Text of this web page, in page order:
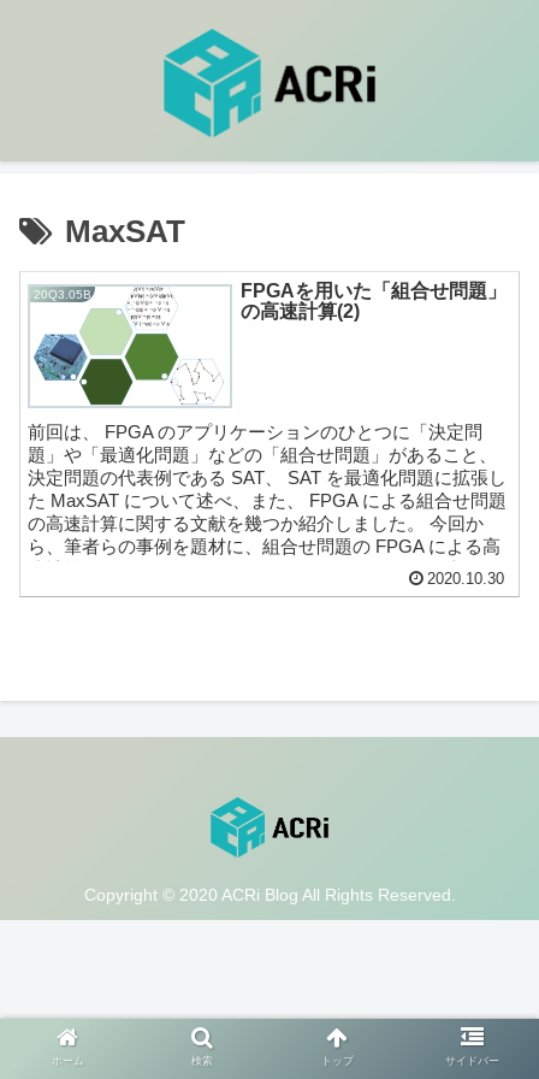
MaxSAT
20Q3.05B
FPGAを用いた「組合せ問題」
の高速計算(2)
前回は、 FPGA のアプリケーションのひとつに「決定問
題」や「最適化問題」などの「組合せ問題」があること、
決定問題の代表例である SAT、 SAT を最適化問題に拡張し
た MaxSAT について述べ、また、 FPGA による組合せ問題
の高速計算に関する文献を幾つか紹介しました。 今回か
ら、筆者らの事例を題材に、組合せ問題の FPGA による高
速計算について触れていきたいと思います。前回も述べま
したが、これは、グラフ理論の最大クリーク問題を
2020.10.30
Copyright © 2020 ACRi Blog All Rights Reserved.
ホーム 検索 トップ サイドバー